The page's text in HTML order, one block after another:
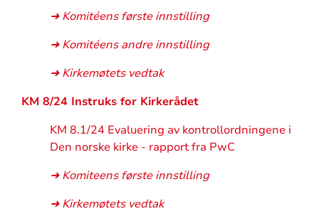
➜ Komitéens første innstilling
➜ Komitéens andre innstilling
➜ Kirkemøtets vedtak
KM 8/24 Instruks for Kirkerådet
KM 8.1/24 Evaluering av kontrollordningene i
Den norske kirke - rapport fra PwC
➜ Komiteens første innstilling
➜ Kirkemøtets vedtak